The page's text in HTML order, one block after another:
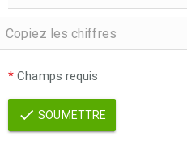
* Champs requis
SOUMETTRE